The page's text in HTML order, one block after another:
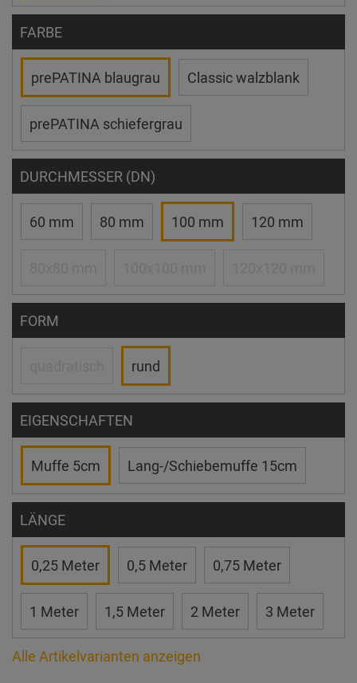
FARBE
prePATINA blaugrau Classic walzblank
prePATINA schiefergrau
DURCHMESSER (DN)
60 mm 80 mm 100 mm 120 mm
FORM
rund
EIGENSCHAFTEN
Muffe 5cm Lang-/Schiebemuffe 15cm
LÄNGE
0,25 Meter 0,5 Meter 0,75 Meter
1 Meter 1,5 Meter 2 Meter 3 Meter
Alle Artikelvarianten anzeigen